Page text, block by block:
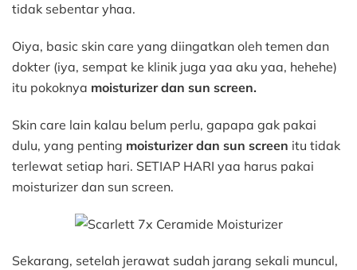
tidak sebentar yhaa.
Oiya, basic skin care yang diingatkan oleh temen dan
dokter (iya, sempat ke klinik juga yaa aku yaa, hehehe)
itu pokoknya moisturizer dan sun screen.
Skin care lain kalau belum perlu, gapapa gak pakai
dulu, yang penting moisturizer dan sun screen itu tidak
terlewat setiap hari. SETIAP HARI yaa harus pakai
moisturizer dan sun screen.
Sekarang, setelah jerawat sudah jarang sekali muncul,